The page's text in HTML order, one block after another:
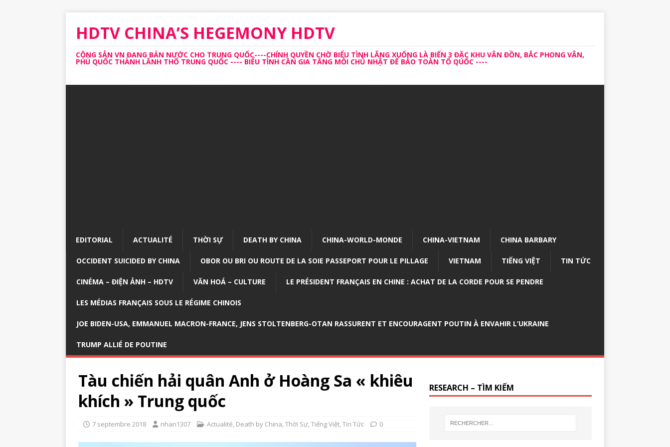
HDTV CHINA’S HEGEMONY HDTV
CỘNG SẢN VN ĐANG BÁN NƯỚC CHO TRUNG QUỐC----CHÍNH QUYỀN CHỜ BIỂU TÌNH LẮNG XUỐNG LÀ BIẾN 3 ĐẶC KHU VÂN ĐỒN, BẮC PHONG VÂN,
PHÚ QUỐC THÀNH LĂNH THỔ TRUNG QUỐC ---- BIỂU TÌNH CẦN GIA TĂNG MỖI CHỦ NHẬT ĐỂ BẢO TOÀN TỔ QUỐC ----
EDITORIAL ACTUALITÉ THỜI SỰ DEATH BY CHINA CHINA-WORLD-MONDE CHINA-VIETNAM CHINA BARBARY
OCCIDENT SUICIDED BY CHINA OBOR OU BRI OU ROUTE DE LA SOIE PASSEPORT POUR LE PILLAGE VIETNAM TIẾNG VIỆT TIN TỨC
CINÉMA – ĐIỆN ẢNH – HDTV VĂN HOÁ – CULTURE LE PRÉSIDENT FRANÇAIS EN CHINE : ACHAT DE LA CORDE POUR SE PENDRE
LES MÉDIAS FRANÇAIS SOUS LE RÉGIME CHINOIS
JOE BIDEN-USA, EMMANUEL MACRON-FRANCE, JENS STOLTENBERG-OTAN RASSURENT ET ENCOURAGENT POUTIN À ENVAHIR L’UKRAINE
TRUMP ALLIÉ DE POUTINE
Tàu chiến hải quân Anh ở Hoàng Sa « khiêu
khích » Trung quốc
7 septembre 2018 nhan1307 Actualité, Death by China,Thời Sự,Tiếng Việt,Tin Tức 0
RESEARCH – TÌM KIẾM